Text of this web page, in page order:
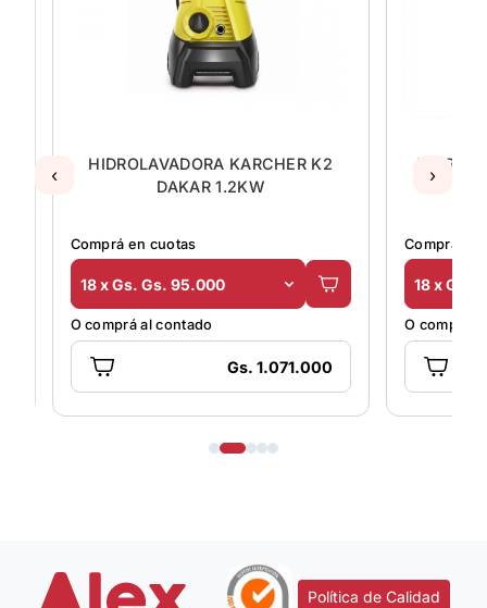
HIDROLAVADORA KARCHER K2
DAKAR 1.2KW
Comprá en cuotas
18 x Gs. Gs. 95.000
O comprá al contado
Gs. 1.071.000
Comprá en
18 x Gs.
O comprá
‹ ›
Política de Calidad